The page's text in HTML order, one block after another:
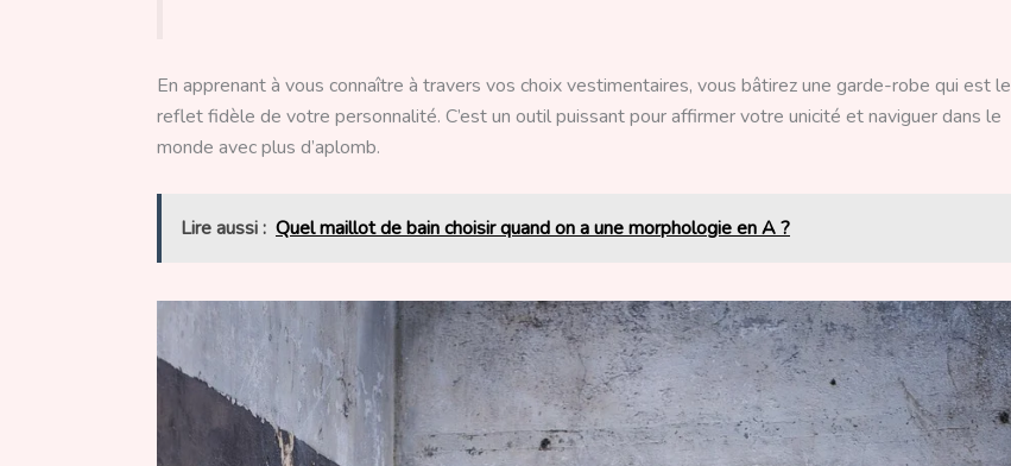
En apprenant à vous connaître à travers vos choix vestimentaires, vous bâtirez une garde-robe qui est le
reflet fidèle de votre personnalité. C’est un outil puissant pour affirmer votre unicité et naviguer dans le
monde avec plus d’aplomb.
Lire aussi : Quel maillot de bain choisir quand on a une morphologie en A ?